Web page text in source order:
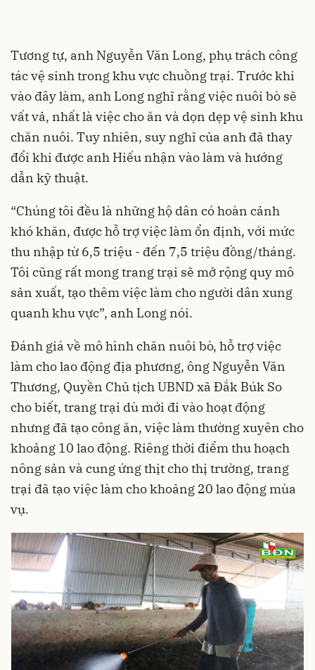
Tương tự, anh Nguyễn Văn Long, phụ trách công
tác vệ sinh trong khu vực chuồng trại. Trước khi
vào đây làm, anh Long nghĩ rằng việc nuôi bò sẽ
vất vả, nhất là việc cho ăn và dọn dẹp vệ sinh khu
chăn nuôi. Tuy nhiên, suy nghĩ của anh đã thay
đổi khi được anh Hiếu nhận vào làm và hướng
dẫn kỹ thuật.
“Chúng tôi đều là những hộ dân có hoàn cảnh
khó khăn, được hỗ trợ việc làm ổn định, với mức
thu nhập từ 6,5 triệu - đến 7,5 triệu đồng/tháng.
Tôi cũng rất mong trang trại sẽ mở rộng quy mô
sản xuất, tạo thêm việc làm cho người dân xung
quanh khu vực”, anh Long nói.
Đánh giá về mô hình chăn nuôi bò, hỗ trợ việc
làm cho lao động địa phương, ông Nguyễn Văn
Thương, Quyền Chủ tịch UBND xã Đắk Búk So
cho biết, trang trại dù mới đi vào hoạt động
nhưng đã tạo công ăn, việc làm thường xuyên cho
khoảng 10 lao động. Riêng thời điểm thu hoạch
nông sản và cung ứng thịt cho thị trường, trang
trại đã tạo việc làm cho khoảng 20 lao động mùa
vụ.